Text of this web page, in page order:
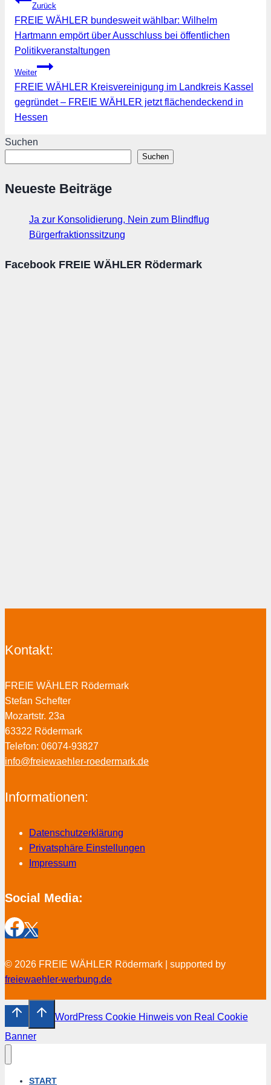
Zurück
FREIE WÄHLER bundesweit wählbar: Wilhelm
Hartmann empört über Ausschluss bei öffentlichen
Politikveranstaltungen
Weiter
FREIE WÄHLER Kreisvereinigung im Landkreis Kassel
gegründet – FREIE WÄHLER jetzt flächendeckend in
Hessen
Suchen
Suchen
Neueste Beiträge
Ja zur Konsolidierung, Nein zum Blindflug
Bürgerfraktionssitzung
Facebook FREIE WÄHLER Rödermark
Kontakt:
FREIE WÄHLER Rödermark
Stefan Schefter
Mozartstr. 23a
63322 Rödermark
Telefon: 06074-93827
info@freiewaehler-roedermark.de
Informationen:
Datenschutzerklärung
Privatsphäre Einstellungen
Impressum
Social Media:
© 2026 FREIE WÄHLER Rödermark | supported by
freiewaehler-werbung.de
WordPress Cookie Hinweis von Real Cookie
Banner
START